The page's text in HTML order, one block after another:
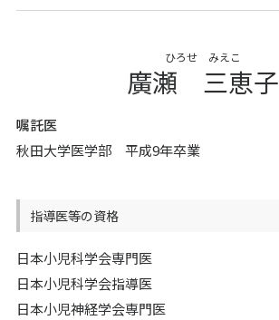
ひろせ みえこ
廣瀬 三恵子
嘱託医
秋田大学医学部 平成9年卒業
指導医等の資格
日本小児科学会専門医
日本小児科学会指導医
日本小児神経学会専門医